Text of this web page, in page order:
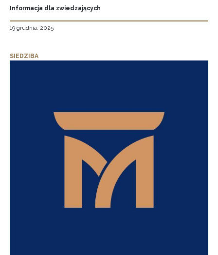
Informacja dla zwiedzających
19 grudnia, 2025
SIEDZIBA